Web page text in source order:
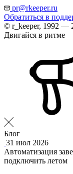
pr@rkeeper.ru
Обратиться в
© r_keeper, 1992 —
Двигайся в ритме
Блог
31 июл 2026
Автоматизация
подключить летом